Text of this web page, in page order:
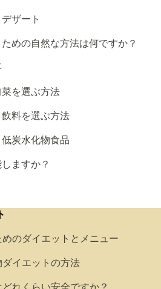
ザート
めの自然な方法は何ですか？
を選ぶ方法
料を選ぶ方法
炭水化物食品
ますか？
のダイエットとメニュー
イエットの方法